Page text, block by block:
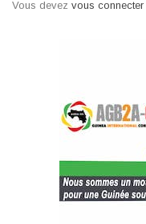
Vous devez vous connecter